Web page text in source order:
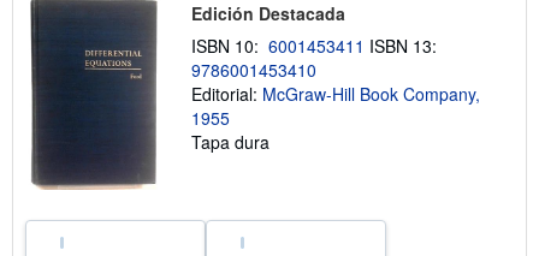
r
e
l
s
s
Edición Destacada
ISBN 10: 6001453411 ISBN 13:
9786001453410
Editorial: McGraw-Hill Book Company,
1955
Tapa dura